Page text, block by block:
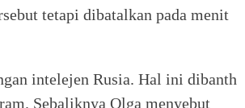
tetapi dibatalkan pada menit
intelejen Rusia. Hal ini dibanth
Sebaliknya Olga menyebut